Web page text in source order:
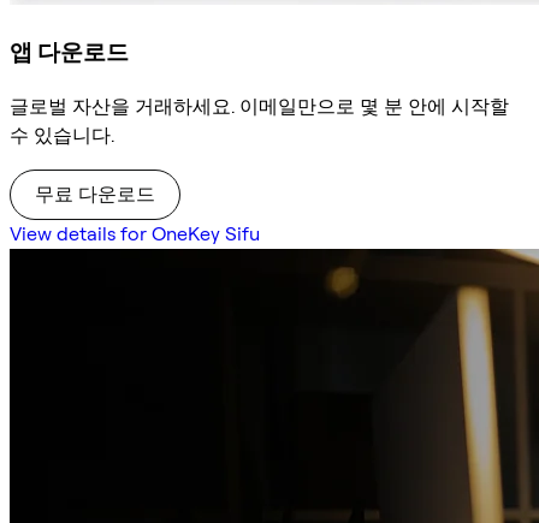
앱 다운로드
글로벌 자산을 거래하세요. 이메일만으로 몇 분 안에 시작할
수 있습니다.
무료 다운로드
View details for OneKey Sifu